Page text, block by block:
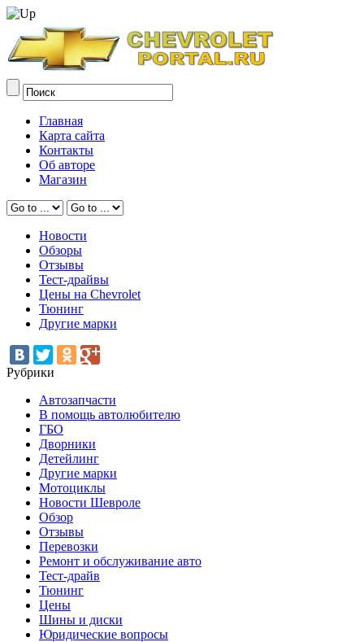
Главная
Карта сайта
Контакты
Об авторе
Магазин
Новости
Обзоры
Отзывы
Тест-драйвы
Цены на Chevrolet
Тюнинг
Другие марки
Рубрики
Автозапчасти
В помощь автолюбителю
ГБО
Дворники
Детейлинг
Другие марки
Мотоциклы
Новости Шевроле
Обзор
Отзывы
Перевозки
Ремонт и обслуживание авто
Тест-драйв
Тюнинг
Цены
Шины и диски
Юридические вопросы